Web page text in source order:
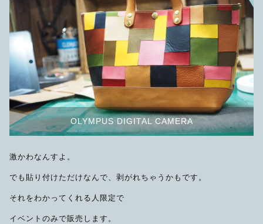
OLYMPUS DIGITAL CAMERA
激かわなんすよ。
でも貼り付けただけなんで、剥がれちゃうかもです。
それをわかってくれる人限定で
イベントのみで販売します。